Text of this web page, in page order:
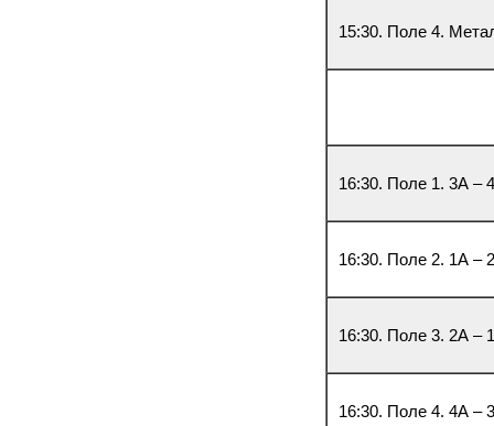
15:30. Поле 4.
16:30. Поле 1. 3А –
16:30. Поле 2. 1А –
16:30. Поле 3. 2А –
16:30. Поле 4. 4А –